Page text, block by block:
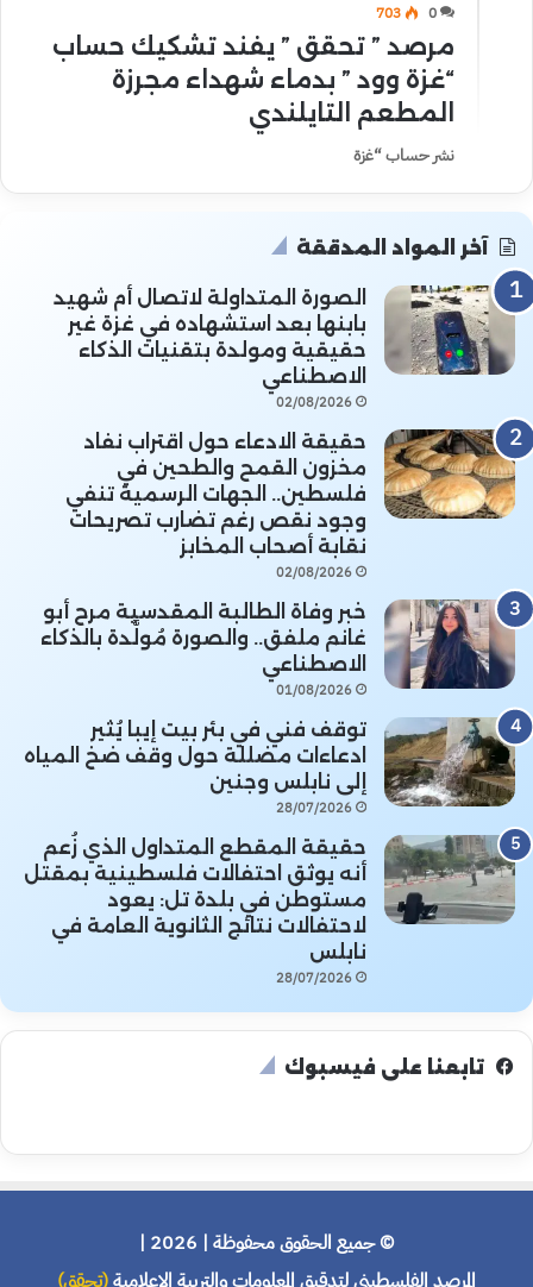
0
703
مرصد ” تحقق ” يفند تشكيك حساب
“غزة وود ” بدماء شهداء مجرزة
المطعم التايلندي
نشر حساب “غزة
آخر المواد المدققة
الصورة المتداولة لاتصال أم شهيد
بابنها بعد استشهاده في غزة غير
حقيقية ومولدة بتقنيات الذكاء
الاصطناعي
02/08/2026
حقيقة الادعاء حول اقتراب نفاد
مخزون القمح والطحين في
فلسطين.. الجهات الرسمية تنفي
وجود نقص رغم تضارب تصريحات
نقابة أصحاب المخابز
02/08/2026
خبر وفاة الطالبة المقدسية مرح أبو
غانم ملفق.. والصورة مُولَّدة بالذكاء
الاصطناعي
01/08/2026
توقف فني في بئر بيت إيبا يُثير
ادعاءات مضللة حول وقف ضخ المياه
إلى نابلس وجنين
28/07/2026
حقيقة المقطع المتداول الذي زُعم
أنه يوثق احتفالات فلسطينية بمقتل
مستوطن في بلدة تل: يعود
لاحتفالات نتائج الثانوية العامة في
نابلس
28/07/2026
تابعنا على فيسبوك
© جميع الحقوق محفوظة | 2026 |
المرصد الفلسطيني لتدقيق المعلومات والتربية الإعلامية(تحقق)